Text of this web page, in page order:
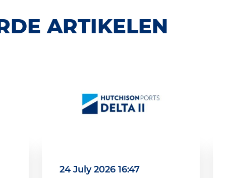
ARTIKELEN
24 July 2026 16:47